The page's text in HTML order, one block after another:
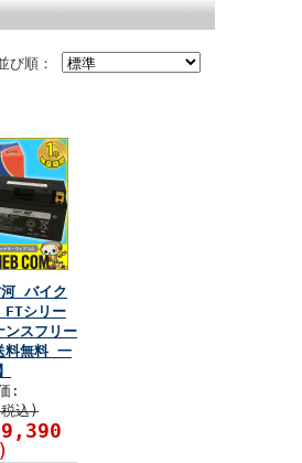
び順：
バイク
シリー
スフリー
料無料 一
:
込)